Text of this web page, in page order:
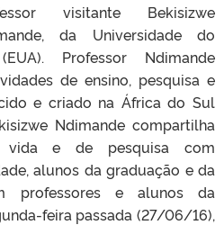
visitante Bekisizwe
da Universidade do
Professor Ndimande
de ensino, pesquisa e
e criado na África do Sul
Ndimande compartilha
vida e de pesquisa com
alunos da graduação e da
professores e alunos da
feira passada (27/06/16),